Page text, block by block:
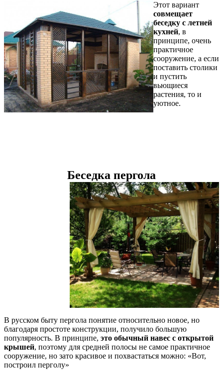
Этот вариант
совмещает
беседку с летней
кухней, в
принципе, очень
практичное
сооружение, а если
поставить столики
и пустить
вьющиеся
растения, то и
уютное.
Беседка пергола
В русском быту пергола понятие относительно новое, но
благодаря простоте конструкции, получило большую
популярность. В принципе, это обычный навес с открытой
крышей, поэтому для средней полосы не самое практичное
сооружение, но зато красивое и похвастаться можно: «Вот,
построил перголу»